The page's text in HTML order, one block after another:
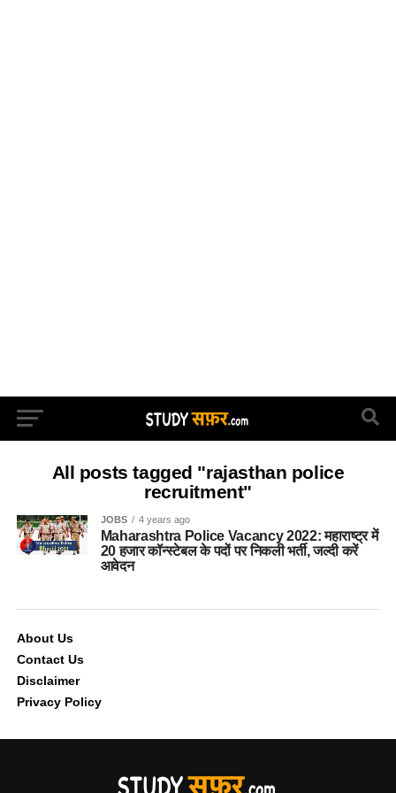
All posts tagged "rajasthan police
recruitment"
JOBS 4 years ago
Maharashtra Police Vacancy 2022: महाराष्ट्र में
20 हजार कॉन्स्टेबल के पदों पर निकली भर्ती, जल्दी करें
आवेदन
About Us
Contact Us
Disclaimer
Privacy Policy